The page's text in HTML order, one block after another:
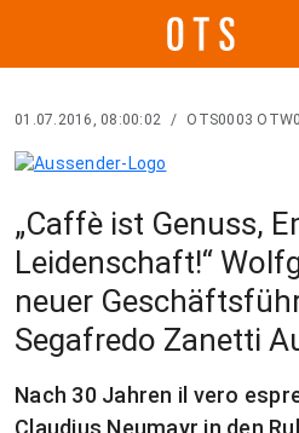
01.07.2016, 08:00:02 / OTS0003
„Caffè ist Genuss,
Leidenschaft!“
neuer
Segafredo Zanetti
Nach 30 Jahren il vero
Claudius Neumayr in den